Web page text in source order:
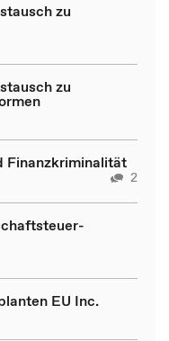
zu
zu
Finanzkriminalität
2
EU Inc.